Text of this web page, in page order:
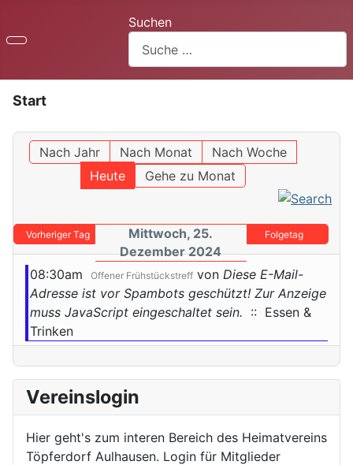
Suchen
Start
Nach Jahr Nach Monat
Nach Woche
Heute
Gehe zu Monat
Vorheriger Tag
Mittwoch, 25.
Dezember 2024
Folgetag
08:30am Offener Frühstückstreff von Diese E-Mail-
Adresse ist vor Spambots geschützt! Zur Anzeige
muss JavaScript eingeschaltet sein. :: Essen &
Trinken
Vereinslogin
Hier geht's zum interen Bereich des Heimatvereins
Töpferdorf Aulhausen. Login für Mitglieder